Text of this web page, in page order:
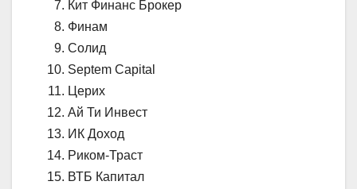
Кит Финанс Брокер
Финам
Солид
Septem Capital
Церих
Ай Ти Инвест
ИК Доход
Риком-Траст
ВТБ Капитал